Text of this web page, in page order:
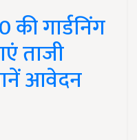
की गार्डनिंग
ताजी
आवेदन